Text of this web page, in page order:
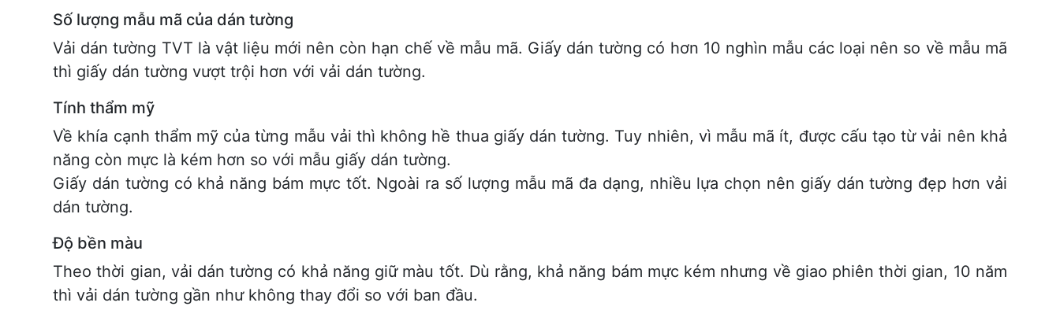
Số lượng mẫu mã của dán tường
Vải dán tường TVT là vật liệu mới nên còn hạn chế về mẫu mã. Giấy dán tường có hơn 10 nghìn mẫu các loại nên so về mẫu mã
thì giấy dán tường vượt trội hơn với vải dán tường.
Tính thẩm mỹ
Về khía cạnh thẩm mỹ của từng mẫu vải thì không hề thua giấy dán tường. Tuy nhiên, vì mẫu mã ít, được cấu tạo từ vải nên khả
năng còn mực là kém hơn so với mẫu giấy dán tường.
Giấy dán tường có khả năng bám mực tốt. Ngoài ra số lượng mẫu mã đa dạng, nhiều lựa chọn nên giấy dán tường đẹp hơn vải
dán tường.
Độ bền màu
Theo thời gian, vải dán tường có khả năng giữ màu tốt. Dù rằng, khả năng bám mực kém nhưng về giao phiên thời gian, 10 năm
thì vải dán tường gần như không thay đổi so với ban đầu.